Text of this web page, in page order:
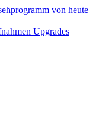
Upgrades